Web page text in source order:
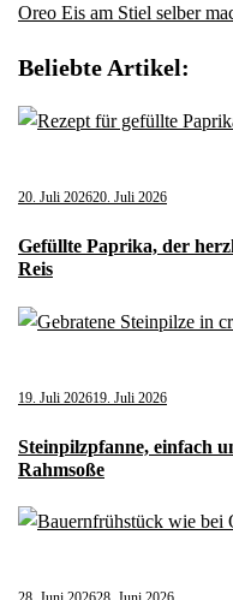
Oreo Eis am Stiel selber
Beliebte Artikel:
20. Juli 202620. Juli 2026
Gefüllte Paprika, der
Reis
19. Juli 202619. Juli 2026
Steinpilzpfanne, einfach
Rahmsoße